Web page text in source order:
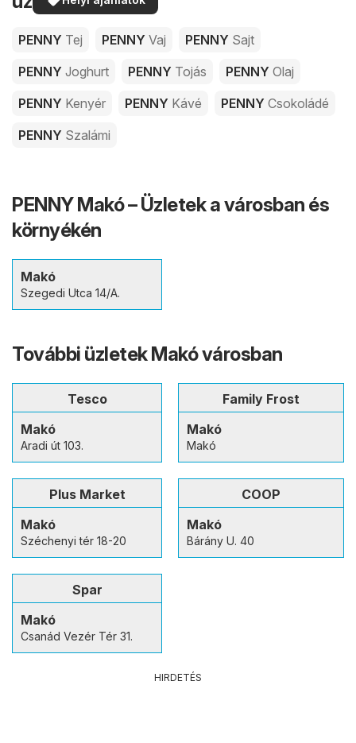
PENNY Tej PENNY Vaj PENNY Sajt
PENNY Joghurt PENNY Tojás PENNY Olaj
PENNY Kenyér PENNY Kávé PENNY Csokoládé
PENNY Szalámi
PENNY Makó – Üzletek a városban és
környékén
Makó
Szegedi Utca 14/A.
További üzletek Makó városban
Tesco
Makó
Aradi út 103.
Family Frost
Makó
Makó
Plus Market
Makó
Széchenyi tér 18-20
COOP
Makó
Bárány U. 40
Spar
Makó
Csanád Vezér Tér 31.
HIRDETÉS